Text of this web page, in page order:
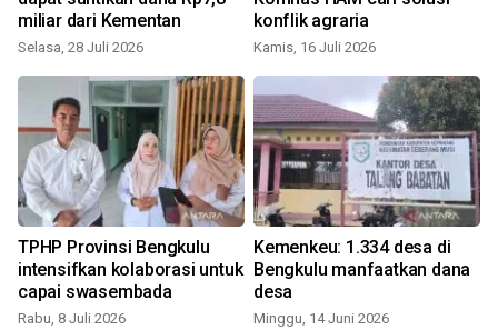
miliar dari Kementan
Selasa, 28 Juli 2026
konflik agraria
Kamis, 16 Juli 2026
TPHP Provinsi Bengkulu
intensifkan kolaborasi untuk
capai swasembada
Rabu, 8 Juli 2026
Kemenkeu: 1.334 desa di
Bengkulu manfaatkan dana
desa
Minggu, 14 Juni 2026